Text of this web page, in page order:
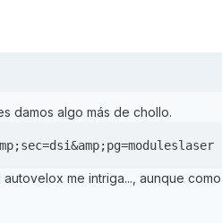
damos algo más de chollo.
me intriga..., aunque